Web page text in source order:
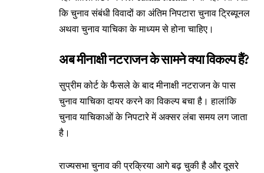
कि चुनाव संबंधी विवादों का अंतिम निपटारा चुनाव ट्रिब्यूनल
अथवा चुनाव याचिका के माध्यम से होना चाहिए।
अब मीनाक्षी नटराजन के सामने क्या विकल्प हैं?
सुप्रीम कोर्ट के फैसले के बाद मीनाक्षी नटराजन के पास
चुनाव याचिका दायर करने का विकल्प बचा है। हालांकि
चुनाव याचिकाओं के निपटारे में अक्सर लंबा समय लग जाता
है।
राज्यसभा चुनाव की प्रक्रिया आगे बढ़ चुकी है और दूसरे